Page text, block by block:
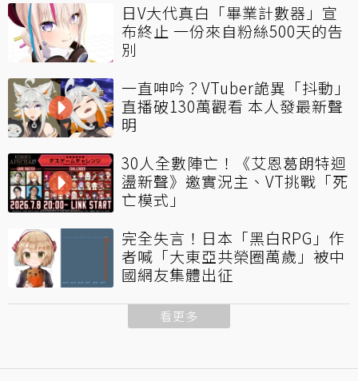
日V大代真白「畢業計數器」宣
布終止 一份來自粉絲500天的告
別
一直呻吟？VTuber詭異「抖動」
直播破130萬觀看 本人發最新聲
明
30人全數陣亡！《艾恩葛朗特迴
盪新聲》邀實況主、VT挑戰「死
亡模式」
完全失言！日本「黑白RPG」作
者喊「大東亞共榮圈萬歲」被中
國網友集體出征
看更多